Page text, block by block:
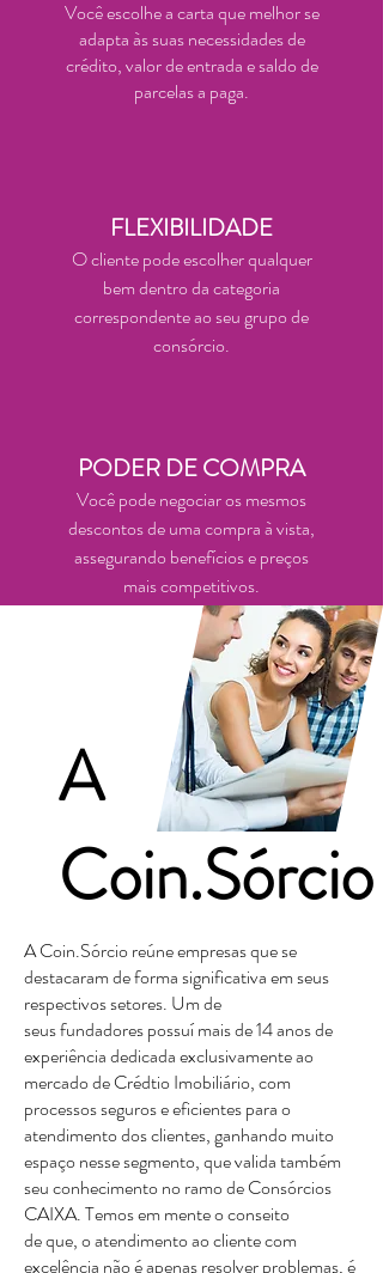
Você escolhe a carta que melhor se
adapta às suas necessidades de
crédito, valor de entrada e saldo de
parcelas a paga.
FLEXIBILIDADE
O cliente pode escolher qualquer
bem dentro da categoria
correspondente ao seu grupo de
consórcio.
PODER DE COMPRA
Você pode negociar os mesmos
descontos de uma compra à vista,
assegurando benefícios e preços
mais competitivos.
A
Coin.Sórcio
A Coin.Sórcio reúne empresas que se
destacaram de forma significativa em seus
respectivos setores. Um de
seus fundadores possuí mais de 14 anos de
experiência dedicada exclusivamente ao
mercado de Crédtio Imobiliário, com
processos seguros e eficientes para o
atendimento dos clientes, ganhando muito
espaço nesse segmento, que valida também
seu conhecimento no ramo de Consórcios
CAIXA. Temos em mente o conseito
de que, o atendimento ao cliente com
excelência não é apenas resolver problemas, é